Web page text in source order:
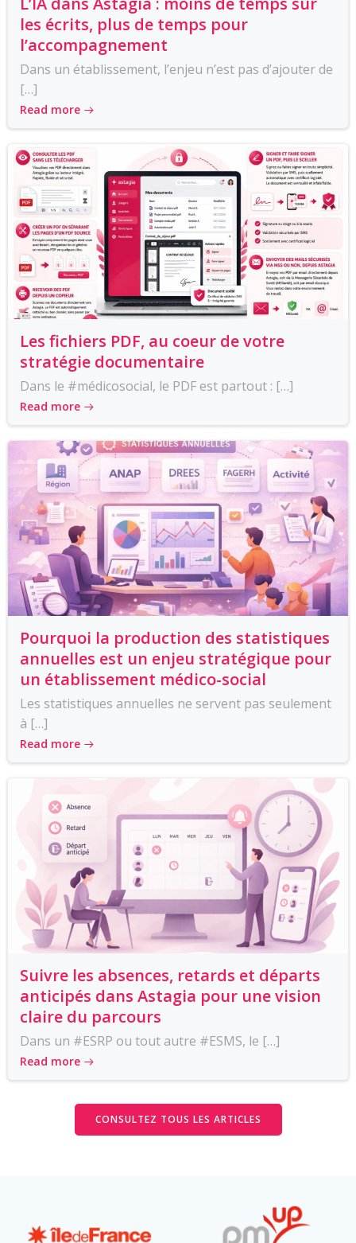
les écrits, plus de temps pour
l’accompagnement
Dans un établissement, l’enjeu n’est pas d’ajouter de
[…]
Read more
Les fichiers PDF, au coeur de votre
stratégie documentaire
Dans le #médicosocial, le PDF est partout : […]
Read more
Pourquoi la production des statistiques
annuelles est un enjeu stratégique pour
un établissement médico-social
Les statistiques annuelles ne servent pas seulement
à […]
Read more
Suivre les absences, retards et départs
anticipés dans Astagia pour une vision
claire du parcours
Dans un #ESRP ou tout autre #ESMS, le […]
Read more
CONSULTEZ TOUS LES ARTICLES